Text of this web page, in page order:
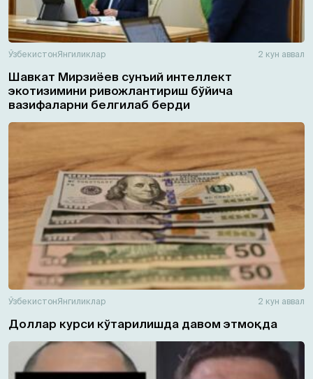
ЎзбекистонЯнгиликлар 2 кун аввал
Шавкат Мирзиёев сунъий интеллект
экотизимини ривожлантириш бўйича
вазифаларни белгилаб берди
ЎзбекистонЯнгиликлар 2 кун аввал
Доллар курси кўтарилишда давом этмоқда